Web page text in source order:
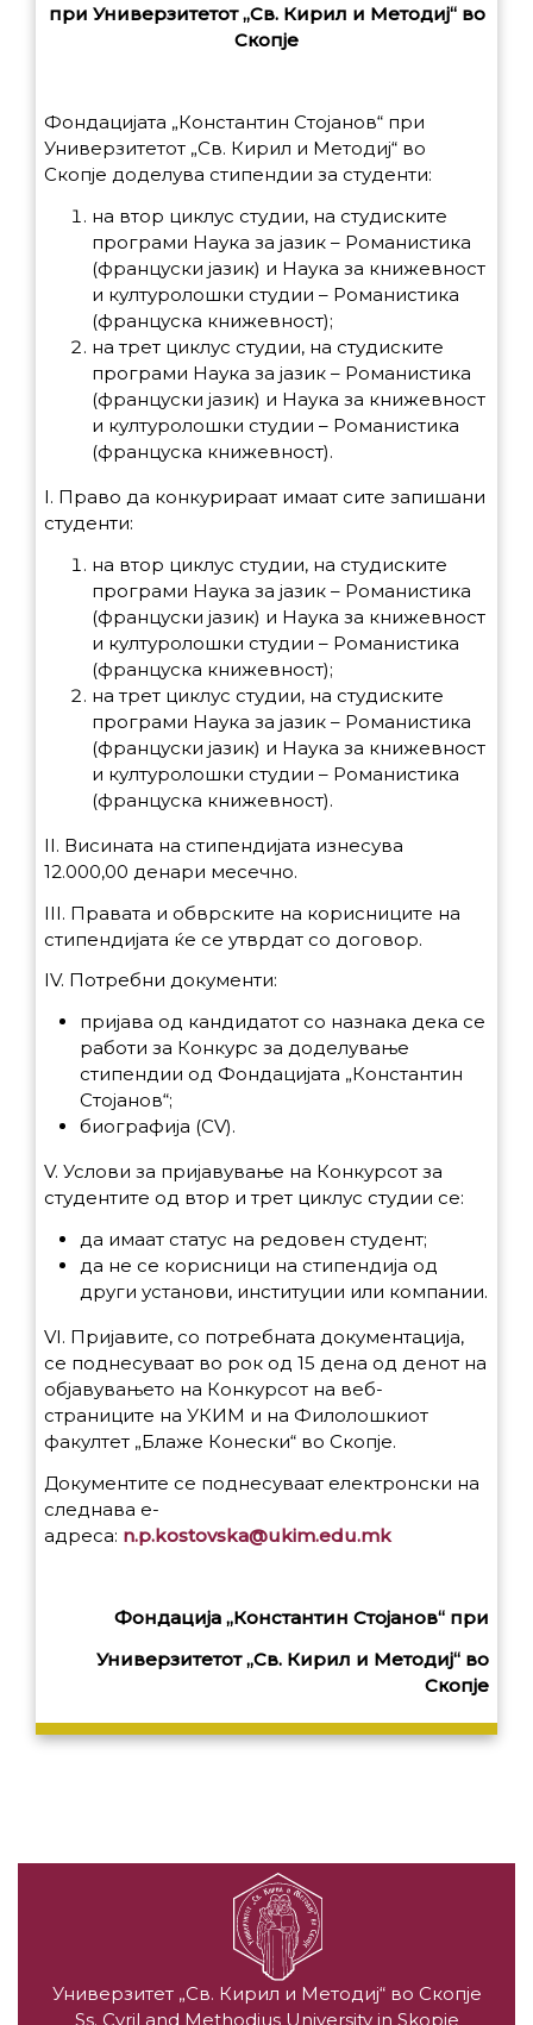
при Универзитетот „Св. Кирил и Методиј“ во
Скопје
Фондацијата „Константин Стојанов“ при
Универзитетот „Св. Кирил и Методиј“ во
Скопје доделува стипендии за студенти:
на втор циклус студии, на студиските
програми Наука за јазик – Романистика
(француски јазик) и Наука за книжевност
и културолошки студии – Романистика
(француска книжевност);
на трет циклус студии, на студиските
програми Наука за јазик – Романистика
(француски јазик) и Наука за книжевност
и културолошки студии – Романистика
(француска книжевност).
I. Право да конкурираат имаат сите запишани
студенти:
на втор циклус студии, на студиските
програми Наука за јазик – Романистика
(француски јазик) и Наука за книжевност
и културолошки студии – Романистика
(француска книжевност);
на трет циклус студии, на студиските
програми Наука за јазик – Романистика
(француски јазик) и Наука за книжевност
и културолошки студии – Романистика
(француска книжевност).
II. Висината на стипендијата изнесува
12.000,00 денари месечно.
III. Правата и обврските на корисниците на
стипендијата ќе се утврдат со договор.
IV. Потребни документи:
пријава од кандидатот со назнака дека се
работи за Конкурс за доделување
стипендии од Фондацијата „Константин
Стојанов“;
биографија (CV).
V. Услови за пријавување на Конкурсот за
студентите од втор и трет циклус студии се:
да имаат статус на редовен студент;
да не се корисници на стипендија од
други установи, институции или компании.
VI. Пријавите, со потребната документација,
се поднесуваат во рок од 15 дена од денот на
објавувањето на Конкурсот на веб-
страниците на УКИМ и на Филолошкиот
факултет „Блаже Конески“ во Скопје.
Документите се поднесуваат електронски на
следнава е-
адреса: n.p.kostovska@ukim.edu.mk
Фондација „Константин Стојанов“ при
Универзитетот „Св. Кирил и Методиј“ во
Скопје
Универзитет „Св. Кирил и Методиј“ во Скопје
Ss. Cyril and Methodius University in Skopje